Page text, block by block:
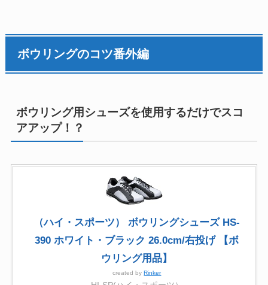
ボウリングのコツ番外編
ボウリング用シューズを使用するだけでスコ
アアップ！？
（ハイ・スポーツ） ボウリングシューズ HS-
390 ホワイト・ブラック 26.0cm/右投げ 【ボ
ウリング用品】
created byRinker